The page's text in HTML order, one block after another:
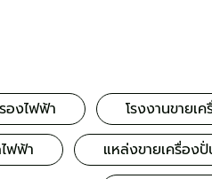
องไฟฟ้า โรงงานขายเ
ฟฟ้า
แหล่งขายเครื่อง